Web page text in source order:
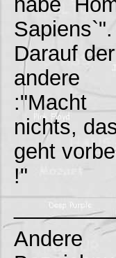
Sapiens`".
Darauf der
andere
:"Macht
nichts,
geht
!"
Andere